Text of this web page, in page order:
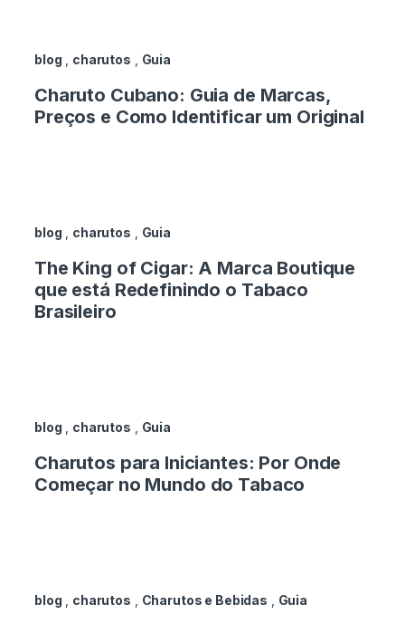
blog charutos Guia
Charuto Cubano: Guia de Marcas,
Preços e Como Identificar um Original
blog charutos Guia
The King of Cigar: A Marca Boutique
que está Redefinindo o Tabaco
Brasileiro
blog charutos Guia
Charutos para Iniciantes: Por Onde
Começar no Mundo do Tabaco
blog charutos Charutos e Bebidas Guia